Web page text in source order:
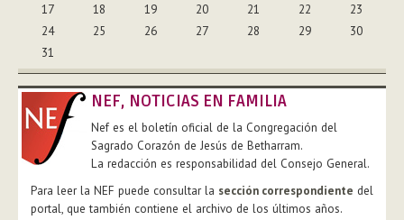
17
18 19 20 21 22
23
24
25 26 27 28 29
30
31
NEF, NOTICIAS EN FAMILIA
Nef es el boletín oficial de la Congregación del
Sagrado Corazón de Jesús de Betharram.
La redacción es responsabilidad del Consejo General.
Para leer la NEF puede consultar la sección correspondiente del
portal, que también contiene el archivo de los últimos años.